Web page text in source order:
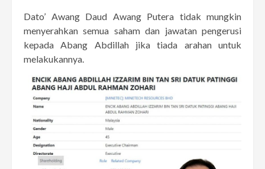
Dato’ Awang Daud Awang Putera tidak mungkin
menyerahkan semua saham dan jawatan pengerusi
kepada Abang Abdillah jika tiada arahan untuk
melakukannya.